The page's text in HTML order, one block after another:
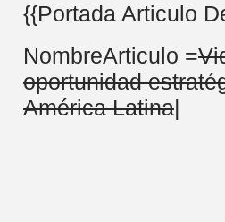
{{Portada Articulo
NombreArticulo =
oportunidad
América Latina|